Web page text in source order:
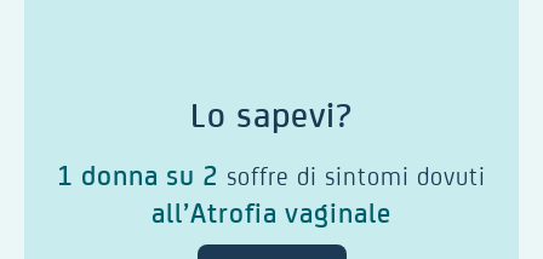
Lo sapevi?
1 donna su 2 soffre di sintomi dovuti
all’Atrofia vaginale